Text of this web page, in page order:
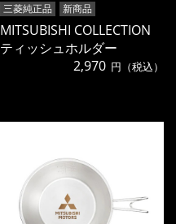
三菱純正品 新商品
MITSUBISHI COLLECTION
ティッシュホルダー
2,970 円（税込）